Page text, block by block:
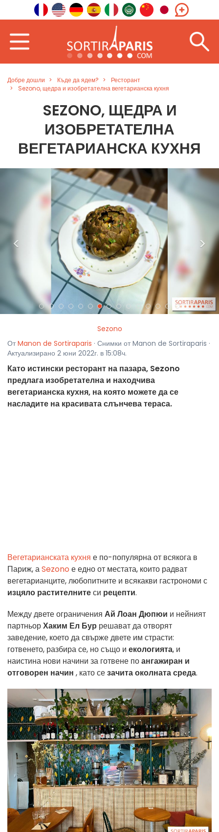
Добре дошли Къде да ядем?
Ресторант
Sezono, щедра и изобретателна вегетарианска кухня
SEZONO, ЩЕДРА И
ИЗОБРЕТАТЕЛНА
ВЕГЕТАРИАНСКА КУХНЯ
< >
Sezono
От Manon de Sortiraparis · Снимки от Manon de Sortiraparis ·
Актуализирано 2 юни 2022г. в 15:08ч.
Като истински ресторант на пазара, Sezono
предлага изобретателна и находчива
вегетарианска кухня, на която можете да се
насладите на красивата слънчева тераса.
Вегетарианската кухня е по-популярна от всякога в
Париж, аSezono е едно от местата, които радват
вегетарианците, любопитните и всякакви гастрономи с
изцяло растителнитеси рецепти.
Между двете ограничения Ай Лоан Дюпюи и нейният
партньорХаким Ел Бур решават да отворят
заведение, което да свърже двете им страсти:
готвенето, разбира се, но също и екологията, и
наистина нови начини за готвене поангажиран и
отговорен начин , като сезачита околната среда.